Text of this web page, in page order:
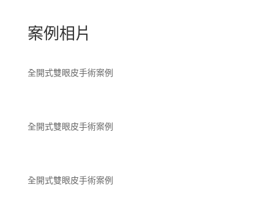
案例相片
全開式雙眼皮手術案例
全開式雙眼皮手術案例
全開式雙眼皮手術案例